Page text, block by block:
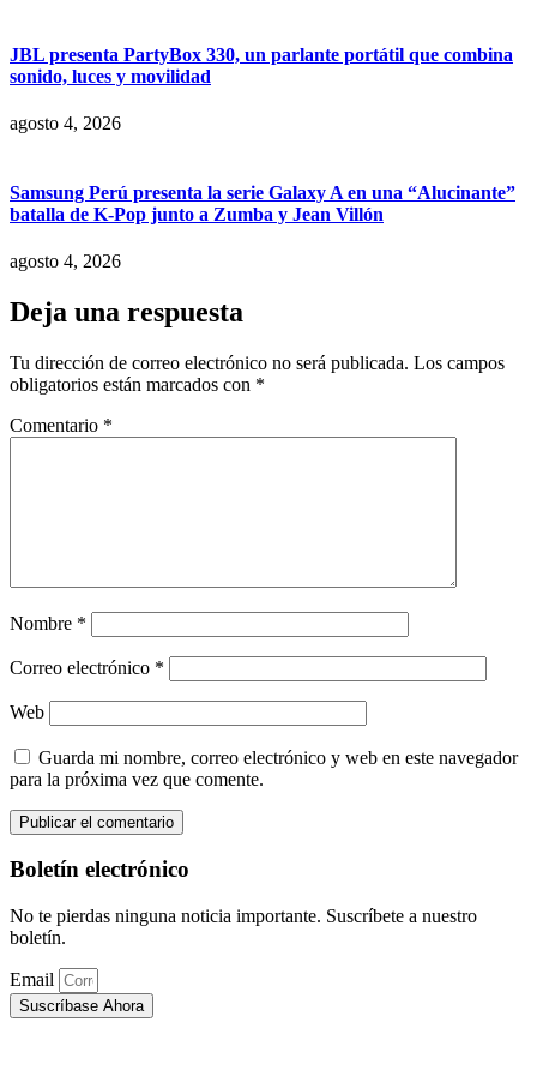
JBL presenta PartyBox 330, un parlante portátil que combina
sonido, luces y movilidad
agosto 4, 2026
Samsung Perú presenta la serie Galaxy A en una “Alucinante”
batalla de K-Pop junto a Zumba y Jean Villón
agosto 4, 2026
Deja una respuesta
Tu dirección de correo electrónico no será publicada. Los campos
obligatorios están marcados con *
Comentario *
Nombre *
Correo electrónico *
Web
Guarda mi nombre, correo electrónico y web en este navegador
para la próxima vez que comente.
Boletín electrónico
No te pierdas ninguna noticia importante. Suscríbete a nuestro
boletín.
Email
Suscríbase Ahora